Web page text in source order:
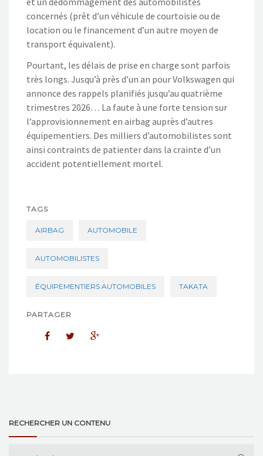
concernés (prêt d’un véhicule de courtoisie ou de
location ou le financement d’un autre moyen de
transport équivalent).
Pourtant, les délais de prise en charge sont parfois
très longs. Jusqu’à près d’un an pour Volkswagen qui
annonce des rappels planifiés jusqu’au quatrième
trimestres 2026… La faute à une forte tension sur
l’approvisionnement en airbag auprès d’autres
équipementiers. Des milliers d’automobilistes sont
ainsi contraints de patienter dans la crainte d’un
accident potentiellement mortel.
TAGS
AIRBAG AUTOMOBILE
AUTOMOBILISTES
ÉQUIPEMENTIERS AUTOMOBILES TAKATA
PARTAGER
RECHERCHER UN CONTENU